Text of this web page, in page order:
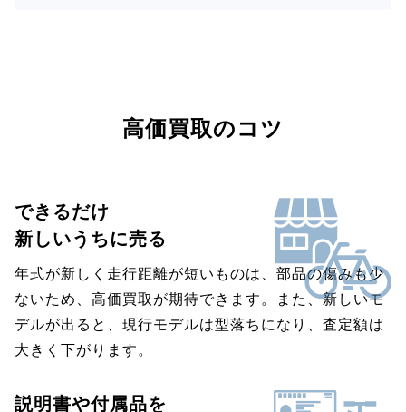
高価買取のコツ
できるだけ
新しいうちに売る
年式が新しく走行距離が短いものは、部品の傷みも少
ないため、高価買取が期待できます。また、新しいモ
デルが出ると、現行モデルは型落ちになり、査定額は
大きく下がります。
説明書や付属品を